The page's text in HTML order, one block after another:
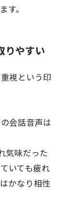
す。
りやすい
視という印
会話音声は
気味だった
いても疲れ
かなり相性